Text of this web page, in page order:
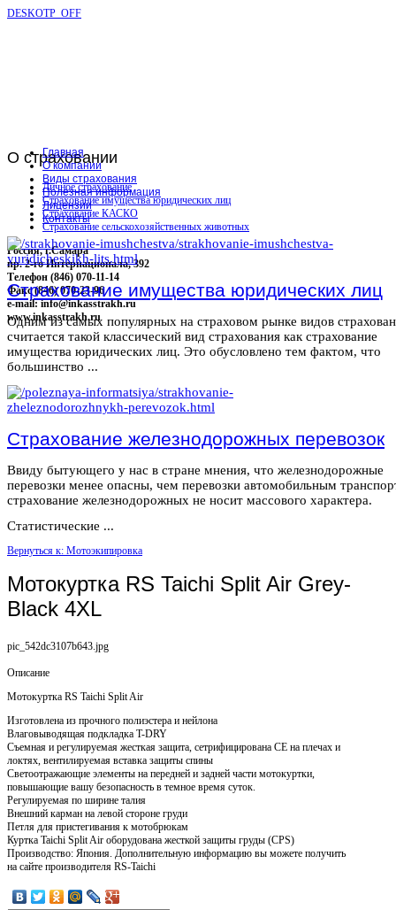
DESKOTP_OFF
О страховании
Личное страхование
Страхование имущества юридических лиц
Страхование КАСКО
Страхование сельскохозяйственных животных
Россия, г.Самара
пр. 2-го Интернационала, 392
Телефон (846) 070-11-14
Факс (846) 070-23-96
e-mail: info@inkasstrakh.ru
www.inkasstrakh.ru
Главная
О компании
Виды страхования
Полезная информация
Лицензии
Контакты
Страхование имущества юридических лиц
Одним из самых популярных на страховом рынке видов
считается такой классический вид страхования как страхование
имущества юридических лиц. Это обусловлено тем фактом, что
большинство ...
Страхование железнодорожных перевозок
Ввиду бытующего у нас в стране мнения, что железнодорожные
перевозки менее опасны, чем перевозки автомобильным
страхование железнодорожных не носит массового характера.
Статистические ...
Вернуться к: Мотоэкипировка
Мотокуртка RS Taichi Split Air Grey-
Black 4XL
pic_542dc3107b643.jpg
Описание
Мотокуртка RS Taichi Split Air
Изготовлена из прочного полиэстера и нейлона
Влаговыводящая подкладка T-DRY
Съемная и регулируемая жесткая защита, сетрифицирована CE на плечах и
локтях, вентилируемая вставка защиты спины
Светоотражающие элементы на передней и задней части мотокуртки,
повышающие вашу безопасность в темное время суток.
Регулируемая по ширине талия
Внешний карман на левой стороне груди
Петля для пристегивания к мотобрюкам
Куртка Taichi Split Air оборудована жесткой защиты груды (CPS)
Производство: Япония. Дополнительную информацию вы можете получить
на сайте производителя RS-Taichi